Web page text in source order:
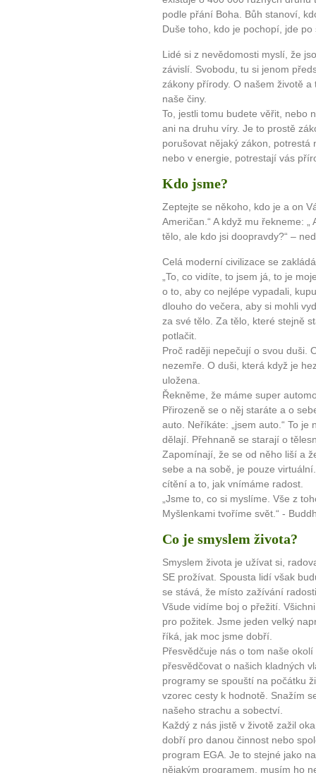
10 tipů
...
Máte pocit, že jste unaveni
Jak mít více energie
Jak vnést do života
Jak být šťastnější
podle přání Boha. Bůh stanoví,
Duše toho, kdo je pochopí, jde po
Lidé si z nevědomosti myslí, že
závislí. Svobodu, tu si jenom
zákony přírody. O našem životě
naše činy.
To, jestli tomu budete věřit, nebo
ani na druhu víry. Je to prostě
porušovat nějaký zákon,
nebo v energie, potrestají vás
Kdo jsme?
Zeptejte se někoho, kdo je a on
Američan.“ A když mu řekneme:
tělo, ale kdo jsi doopravdy?“ –
Celá moderní civilizace se
„To, co vidíte, to jsem já, to je
o to, aby co nejlépe vypadali,
dlouho do večera, aby si mohli
za své tělo. Za tělo, které stejně
potlačit.
Proč raději nepečují o svou duši.
nezemře. O duši, která když je
uložena.
Řekněme, že máme super
Přirozeně se o něj staráte a o
auto. Neříkáte: „jsem auto.“ To
dělají. Přehnaně se starají o
Zapomínají, že se od něho liší a
sebe a na sobě, je pouze
cítění a to, jak vnímáme radost.
„Jsme to, co si myslíme. Vše z
Myšlenkami tvoříme svět.“ -
Co je smyslem života?
Smyslem života je užívat si,
SE prožívat. Spousta lidí však
se stává, že místo zažívání
Všude vidíme boj o přežití.
pro požitek. Jsme jeden velký
říká, jak moc jsme dobří.
Přesvědčuje nás o tom naše
přesvědčovat o našich kladných
programy se spouští na počátku
vzorec cesty k hodnotě. Snažím
našeho strachu a sobectví.
Každý z nás jistě v životě zažil
dobří pro danou činnost nebo
program EGA. Je to stejné jako
nějakým programem, musím ho